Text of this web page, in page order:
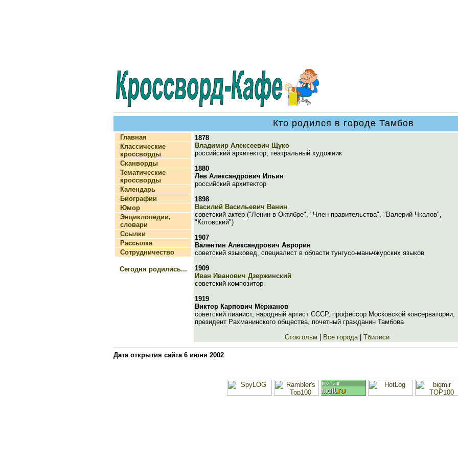
Кто родился в городе Тамбов
Главная
Классические
кроссворды
Сканворды
Тематические
кроссворды
Календарь
Биографии
Юмор
Энциклопедии,
словари
Ссылки
Рассылка
Сотрудничество
Сегодня родились...
1878
Владимир Алексеевич Щуко
российский архитектор, театральный художник
1880
Лев Александрович Ильин
российский архитектор
1898
Василий Васильевич Ванин
советский актер ("Ленин в Октябре", "Член правительства", "Валерий Чкалов",
"Котовский")
1907
Валентин Александрович Аврорин
советский языковед, специалист в области тунгусо-маньчжурских языков
1909
Иван Иванович Дзержинский
советский композитор
1919
Виктор Карпович Мержанов
советский пианист, народный артист СССР, профессор Московской консерватории,
президент Рахманинского общества, почетный гражданин Тамбова
Стокгольм
Все города| Тбилиси
Дата открытия сайта 6 июня 2002